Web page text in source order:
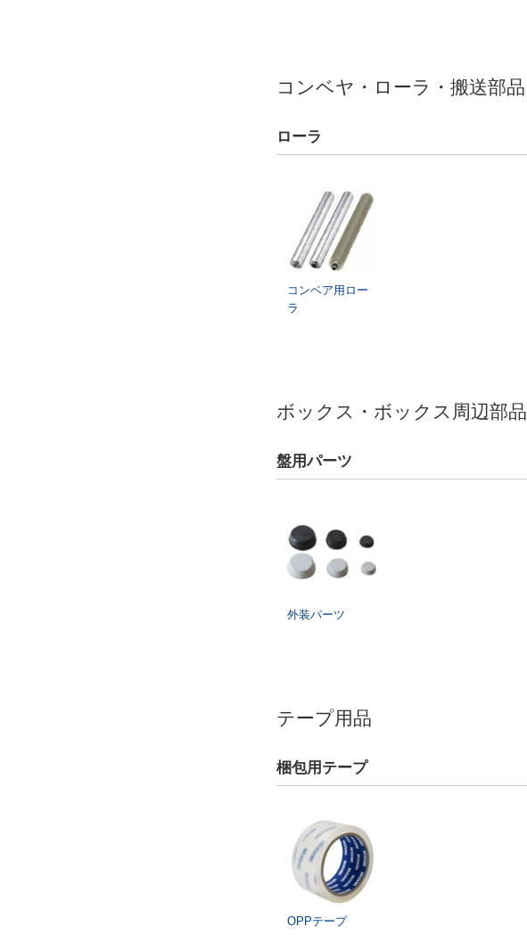
コンベヤ・ローラ・搬送部品
ローラ
コンベア用ロー
ラ
ボックス・ボックス周辺部品
盤用パーツ
外装パーツ
テープ用品
梱包用テープ
OPPテープ